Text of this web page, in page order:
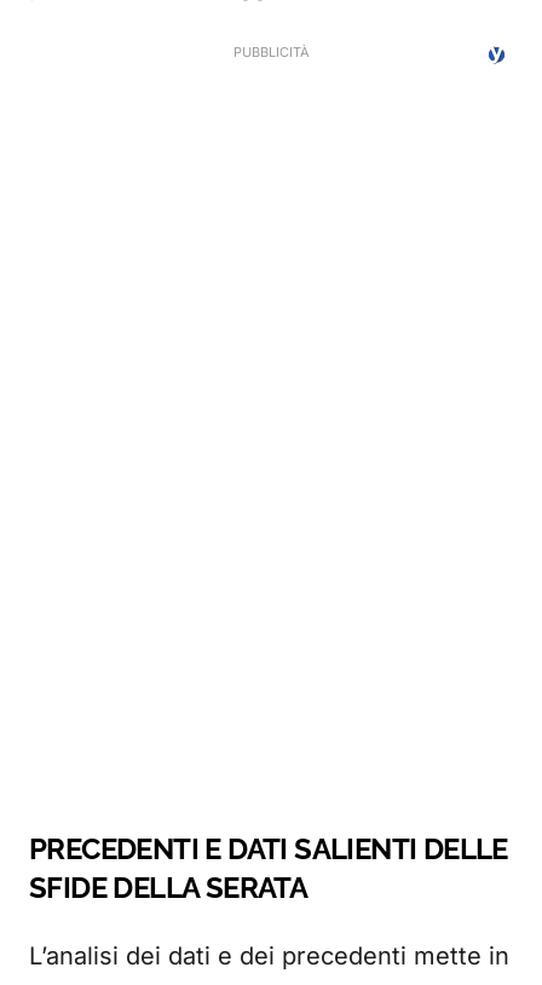
PRECEDENTI E DATI SALIENTI DELLE
SFIDE DELLA SERATA
L’analisi dei dati e dei precedenti mette in